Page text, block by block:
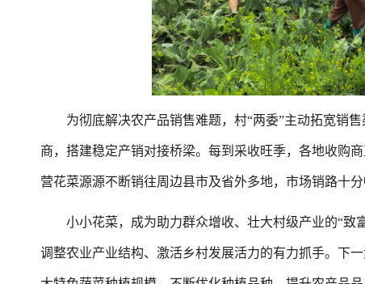
为彻底解决农产品销售难题，村“两委”主动拓宽销售
商，搭建稳定产销对接桥梁。每到采收旺季，各地收购
营花菜源源不断销往周边县市及省外多地，市场销路十
小小花菜，成为助力群众增收、壮大村级产业的“致
调整农业产业结构、激活乡村发展活力的有力抓手。下